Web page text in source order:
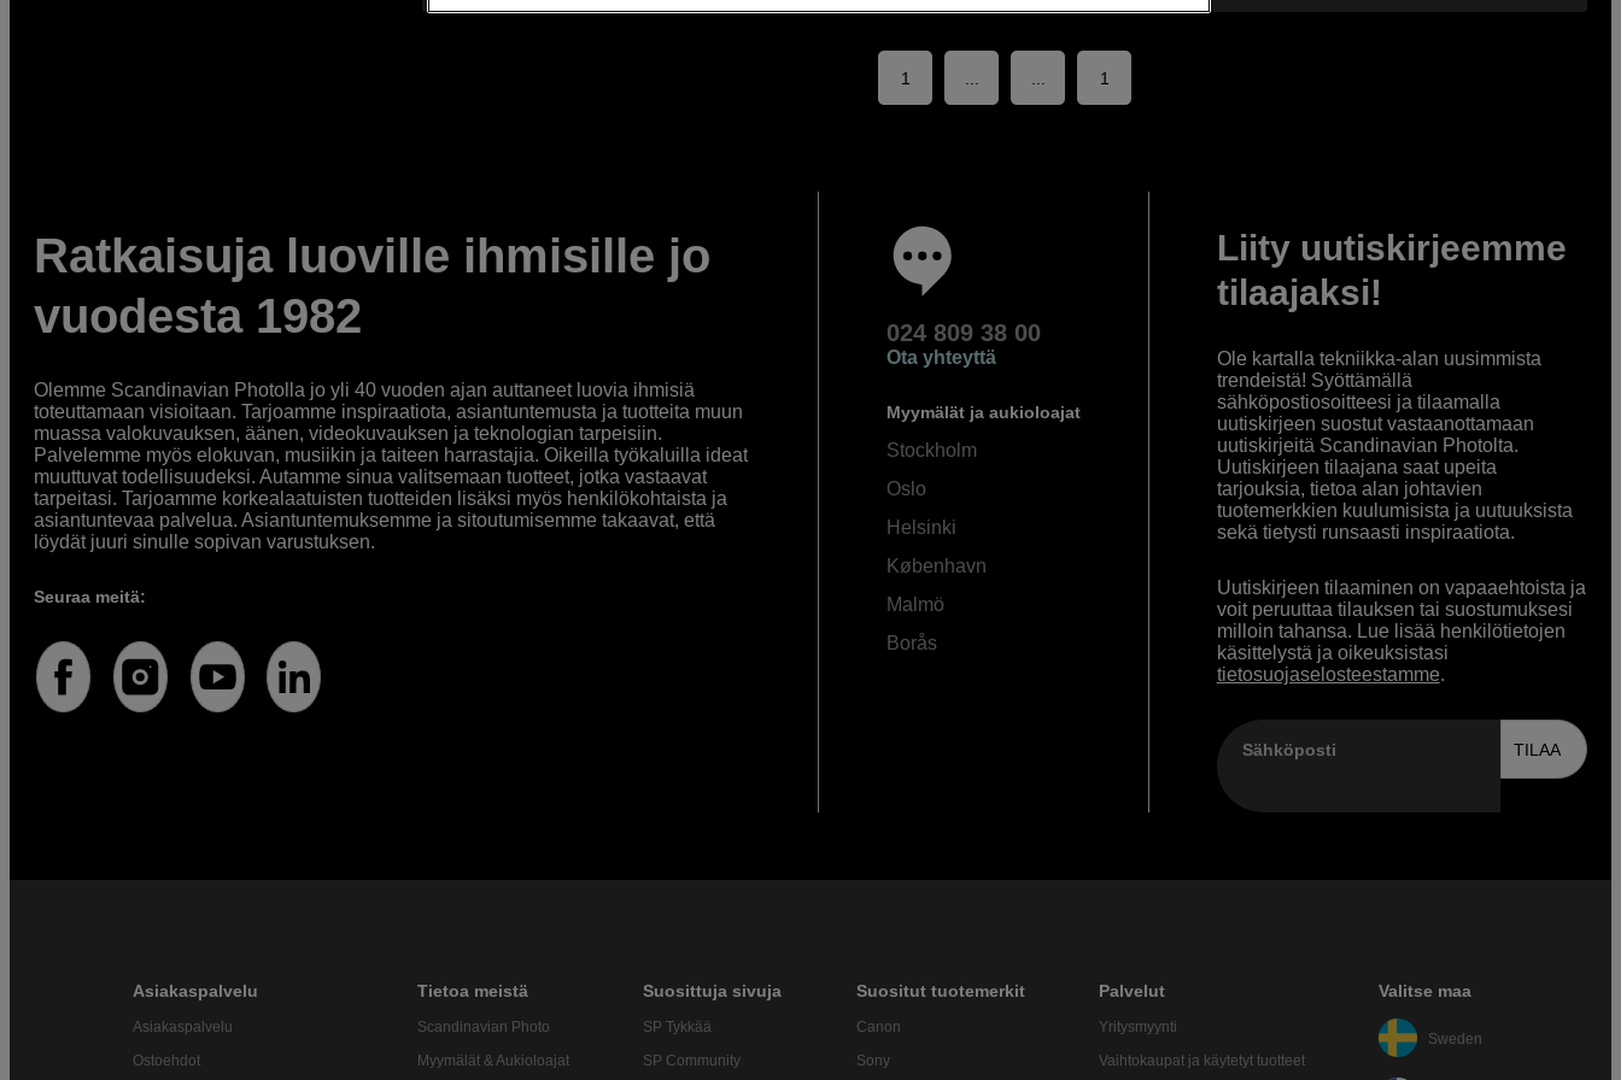
1 1
Ratkaisuja luoville ihmisille jo
vuodesta 1982
Olemme Scandinavian Photolla jo yli 40 vuoden ajan auttaneet luovia ihmisiä
toteuttamaan visioitaan. Tarjoamme inspiraatiota, asiantuntemusta ja tuotteita muun
muassa valokuvauksen, äänen, videokuvauksen ja teknologian tarpeisiin.
Palvelemme myös elokuvan, musiikin ja taiteen harrastajia. Oikeilla työkaluilla ideat
muuttuvat todellisuudeksi. Autamme sinua valitsemaan tuotteet, jotka vastaavat
tarpeitasi. Tarjoamme korkealaatuisten tuotteiden lisäksi myös henkilökohtaista ja
asiantuntevaa palvelua. Asiantuntemuksemme ja sitoutumisemme takaavat, että
löydät juuri sinulle sopivan varustuksen.
Seuraa meitä:
024 809 38 00
Ota yhteyttä
Myymälät ja aukioloajat
Stockholm
Oslo
Helsinki
København
Malmö
Borås
Liity uutiskirjeemme
tilaajaksi!
Ole kartalla tekniikka-alan uusimmista
trendeistä! Syöttämällä
sähköpostiosoitteesi ja tilaamalla
uutiskirjeen suostut vastaanottamaan
uutiskirjeitä Scandinavian Photolta.
Uutiskirjeen tilaajana saat upeita
tarjouksia, tietoa alan johtavien
tuotemerkkien kuulumisista ja uutuuksista
sekä tietysti runsaasti inspiraatiota.
Uutiskirjeen tilaaminen on vapaaehtoista ja
voit peruuttaa tilauksen tai suostumuksesi
milloin tahansa. Lue lisää henkilötietojen
käsittelystä ja oikeuksistasi
tietosuojaselosteestamme.
Sähköposti TILAA
Asiakaspalvelu
Asiakaspalvelu
Ostoehdot
Tietoa meistä
Scandinavian Photo
Myymälät & Aukioloajat
Suosittuja sivuja
SP Tykkää
SP Community
Suositut tuotemerkit
Canon
Sony
Palvelut
Yritysmyynti
Vaihtokaupat ja käytetyt tuotteet
Valitse maa
Sweden